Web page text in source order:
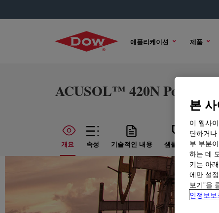
애플리케이션 제품
ACUSOL™ 420N Polymer
개요 속성 기술적인 내용 샘플 옵션 구
본
이 웹사
단하거
부 부분
하는 데
키는 아
에만 설
보기”을
인정보보